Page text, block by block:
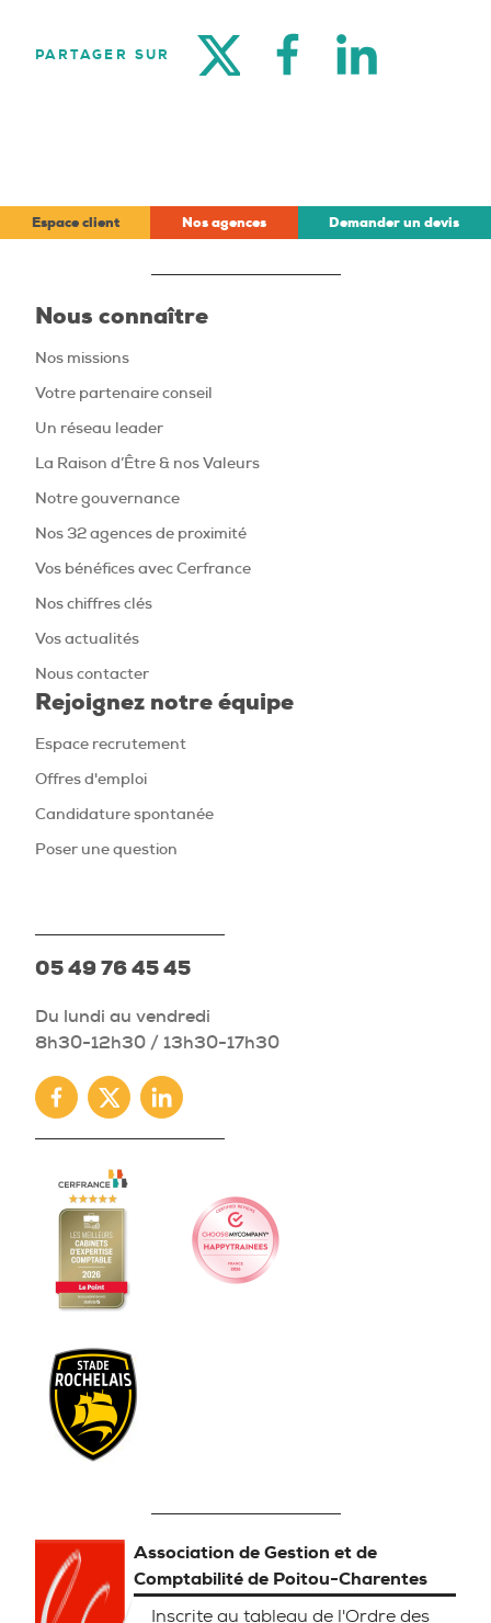
PARTAGER SUR
TWITTER FACEBOOK
Espace client Nos agences Demander un devis
Nous connaître
Nos missions
Votre partenaire conseil
Un réseau leader
La Raison d’Être & nos Valeurs
Notre gouvernance
Nos 32 agences de proximité
Vos bénéfices avec Cerfrance
Nos chiffres clés
Vos actualités
Nous contacter
Rejoignez notre équipe
Espace recrutement
Offres d'emploi
Candidature spontanée
Poser une question
05 49 76 45 45
Du lundi au vendredi
8h30-12h30 / 13h30-17h30
Facebook
TwitterLinkedin
Association de Gestion et de
Comptabilité de Poitou-Charentes
Inscrite au tableau de l'Ordre des